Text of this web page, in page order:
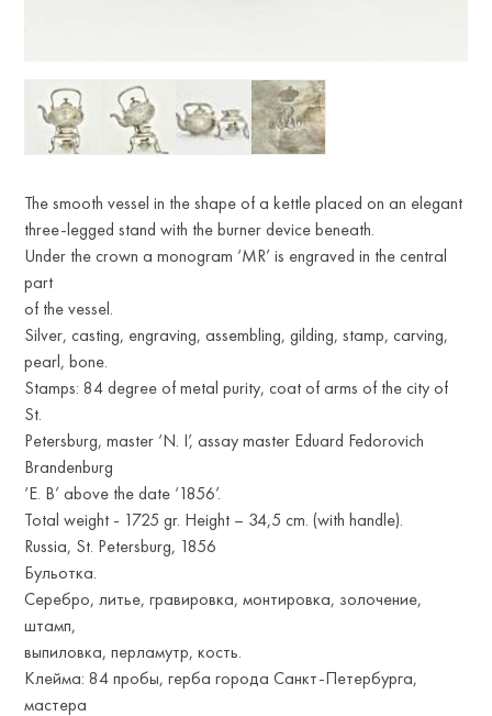
The smooth vessel in the shape of a kettle placed on an elegant
three-legged stand with the burner device beneath.
Under the crown a monogram ‘MR’ is engraved in the central
part
of the vessel.
Silver, casting, engraving, assembling, gilding, stamp, carving,
pearl, bone.
Stamps: 84 degree of metal purity, coat of arms of the city of
St.
Petersburg, master ‘N. I’, assay master Eduard Fedorovich
Brandenburg
‘E. B’ above the date ‘1856’.
Total weight - 1725 gr. Height – 34,5 cm. (with handle).
Russia, St. Petersburg, 1856
Бульотка.
Серебро, литье, гравировка, монтировка, золочение,
штамп,
выпиловка, перламутр, кость.
Клейма: 84 пробы, герба города Санкт-Петербурга,
мастера